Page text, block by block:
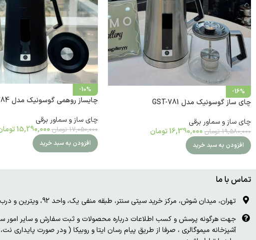
-16%
چای ساز گوسونیک مدل GST-781
چای ساز و سماور برقی
19,580,000 تومان 16,390,000 تومان
افزودن به سبد خرید
-10%
چایساز روهمی گوسونیک مدل 784
چای ساز و سماور برقی
17,050,000 تومان15,290,000
افزودن به سبد خرید
تماس با ما
تهران، میدان شوش، مرکز خرید سیتی سنتر، طبقه منفی یک، واحد 92، ویترین و درب چوبی سفید
جهت هرگونه پرسش و کسب اطلاعات درباره محصولات و ثبت سفارش و سایر امور
آشپزخانه میموگالری ، صرفا از طریق پیام رسان ایتا و روبیکا ( ودر صورت پایداری